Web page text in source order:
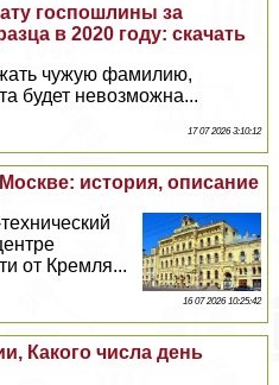
госпошлины за
в 2020 году: скачать
чужую фамилию,
будет невозможна...
17 07 2026 3:10:12
история, описание
от Кремля...
16 07 2026 10:25:42
Какого числа день